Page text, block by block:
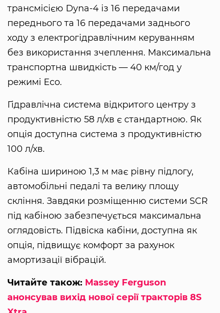
трансмісією Dyna-4 із 16 передачами
переднього та 16 передачами заднього
ходу з електрогідравлічним керуванням
без використання зчеплення. Максимальна
транспортна швидкість — 40 км/год у
режимі Eco.
Гідравлічна система відкритого центру з
продуктивністю 58 л/хв є стандартною. Як
опція доступна система з продуктивністю
100 л/хв.
Кабіна шириною 1,3 м має рівну підлогу,
автомобільні педалі та велику площу
скління. Завдяки розміщенню системи SCR
під кабіною забезпечується максимальна
оглядовість. Підвіска кабіни, доступна як
опція, підвищує комфорт за рахунок
амортизації вібрацій.
Читайте також: Massey Ferguson
анонсував вихід нової серії тракторів 8S